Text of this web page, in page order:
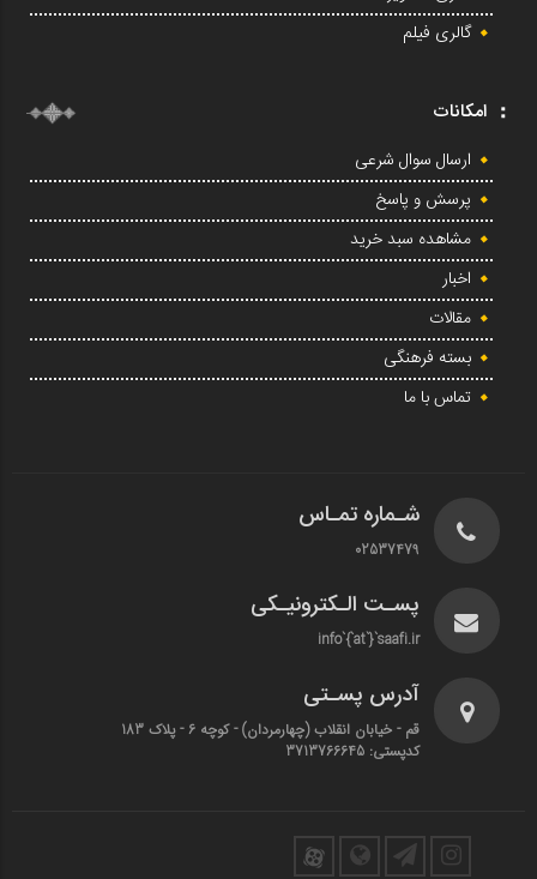
گالری فیلم
امکانات
ارسال سوال شرعی
پرسش و پاسخ
مشاهده سبد خرید
اخبار
مقالات
بسته فرهنگی
تماس با ما
شـماره تمـاس
02537479
پسـت الـکترونیـکی
info`{`at`}`saafi.ir
آدرس پسـتی
قم - خیابان انقلاب (چهارمردان)‌ - کوچه 6 - پلاک 183
کدپستی: 3713766645